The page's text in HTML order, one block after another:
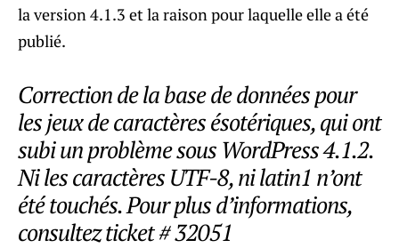
la version 4.1.3 et la raison pour laquelle elle a été
publié.
Correction de la base de données pour
les jeux de caractères ésotériques, qui ont
subi un problème sous WordPress 4.1.2.
Ni les caractères UTF-8, ni latin1 n’ont
été touchés. Pour plus d’informations,
consultez ticket # 32051